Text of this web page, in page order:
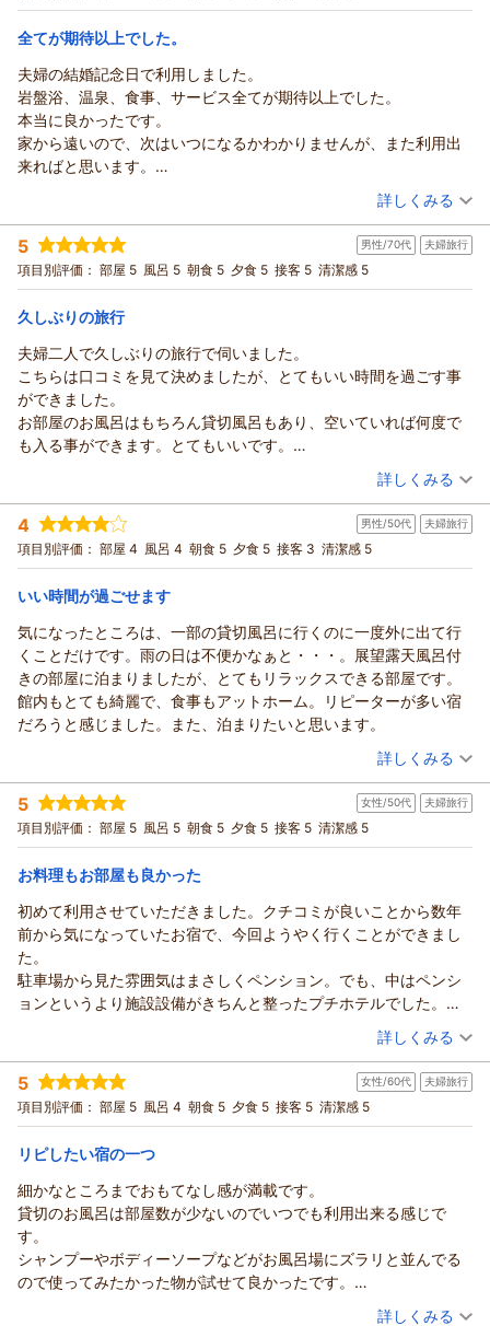
ず、季節ごとに定宿としてご利用いただいておりますこと、そ
して「今後も継続してほしい」「誇りです」とのお言葉まで頂
心してお帰りいただける宿であり続けられるよう、世代を超え
ておもてなしの心を大切にしながら、一歩ずつ進化を重ねてま
いります。また季節ごとの景色やお料理、温泉を楽しみに、ぜ
ひお越しくださいませ。次回お会いできますことを心よりお待
ちしております。この度は誠にありがとうございました。
（返信日：2026/06/10）
料貸切風呂とイタリアンのフルコース♪
ツイン 朝・夕
宿泊価格帯： 17,001～18,000円(大人一人あたり/税込)
ヒーリングイン ホワイトペンションからの返信
ちっち様
この度は数ある宿の中から当館をご利用いただき、また温かい
口コミをお寄せいただきまして誠にありがとうございました。
急なご予約にもかかわらず、ご滞在をお楽しみいただけたとの
こと、大変嬉しく思っております。夕食・朝食ともに、心を込
めてお作りしておりますので、「おしゃれでとても美味しかっ
た」とのお言葉はとても嬉しいです。また、館内のUFOキャッ
チャーやベランダのブランコなど、童心にかえってお楽しみい
ただけたご様子に日常を離れ、少しでも癒しの時間をお過ごし
いただけましたなら幸いでございます。スタッフへの温かいお
た時間と心温まるおもてなしをご提供できるよう努めてまいり
ます。ぜひまた季節を変えてお越しくださいませ。またお会い
できます日を、心よりお待ちしております。この度はご宿泊な
らびにご投稿、誠にありがとうございました。
全てが期待以上でした。
夫婦の結婚記念日で利用しました。
岩盤浴、温泉、食事、サービス全てが期待以上でした。
本当に良かったです。
家から遠いので、次はいつになるかわかりませんが、また利用出
来ればと思います。
（投稿日：2026/05/24）
宿泊時期： 2026年05月宿泊 (夫婦旅行)
投稿者： 大ちゃんさん
宿泊プラン： 【じゃらんスペシャルウィーク】５％ＯＦＦ ＊期間限定＊
【５大特典】プレミアム＆ラグジュアリープラン
ダブル 朝・夕
宿泊価格帯： 25,001～26,000円(大人一人あたり/税込)
ヒーリングイン ホワイトペンションからの返信
★大ちゃん様
この度は大切な結婚記念日のご旅行に当館をご利用いただき、
誠にありがとうございました。また、岩盤浴や温泉、お食事、
サービスに至るまで「期待以上」とのお言葉を頂戴し、大変嬉
しく思っております。お二人の特別なひとときを、少しでも思
い出深いものにするお手伝いができましたこと、スタッフ皆で
喜んでおります。ご自宅から遠方とのことですが、「また利用
したい」とのお言葉が何よりの励みです。ぜひ次回も、日頃の
お疲れを癒しにお越しくださいませ。またお二人にお会いでき
ます日を、心よりお待ちしております。この度は温かいご投稿
（返信日：2026/05/26）
詳しくみる
5 男性/70代 夫婦旅行
項目別評価： 部屋 5 風呂 5 朝食 5 夕食 5 接客 5 清潔感 5
久しぶりの旅行
夫婦二人で久しぶりの旅行で伺いました。
こちらは口コミを見て決めましたが、とてもいい時間を過ごす事
ができました。
お部屋のお風呂はもちろん貸切風呂もあり、空いていれば何度で
も入る事ができます。とてもいいです。
お料理も素晴らしくとてもおいしくいただきました。お夕飯、朝
ご主人も気さくな方で、今回の旅行は本当にゆったりのんびりで
き、二人でまた行きたいねと思える旅行となりました。
（投稿日：2026/05/22）
宿泊時期： 2026年05月宿泊 (夫婦旅行)
投稿者： はははさん
宿泊プラン： 《福島牛Ａ４ランク》稀少部位「イチボ」肉プラン≪じゃらん
限定≫
ダブル 朝・夕
宿泊価格帯： 21,001～22,000円(大人一人あたり/税込)
ヒーリングイン ホワイトペンションからの返信
★ははは様
この度はご夫婦での大切なご旅行に当館をお選びいただき、誠
にありがとうございました。また、心温まるご感想をお寄せい
ただき重ねて御礼申し上げます。数あるお宿の中から口コミを
ご覧になってお越しいただき、「とてもいい時間を過ごす事が
できました」とのお言葉をいただけましたこと、大変嬉しく思
っております。お部屋のお風呂や貸切風呂もご満喫いただけた
ようで何よりでございます。空いていれば何度でもご利用いた
だける貸切風呂は、皆さまにゆったりとした時間をお過ごしい
ただきたいという思いでご用意しておりますので、お二人での
です。また、お料理につきましても夕食・朝食ともにご満足い
ただけたとのことで安心致しました。そして主人への温かなお
言葉までありがとうございます。今回のご旅行が、お二人にと
って「また行きたいね」と思っていただける思い出となりまし
たことが、私どもにとって何よりの喜びです。ぜひまた季節を
変えて、ゆっくり羽を休めにお越しくださいませ。ご夫婦での
（返信日：2026/05/26）
詳しくみる
4 男性/50代 夫婦旅行
項目別評価： 部屋 4 風呂 4 朝食 5 夕食 5 接客 3 清潔感 5
いい時間が過ごせます
気になったところは、一部の貸切風呂に行くのに一度外に出て行
くことだけです。雨の日は不便かなぁと・・・。展望露天風呂付
きの部屋に泊まりましたが、とてもリラックスできる部屋です。
館内もとても綺麗で、食事もアットホーム。リピーターが多い宿
だろうと感じました。また、泊まりたいと思います。
（投稿日：2026/05/10）
宿泊時期： 2026年05月宿泊 (夫婦旅行)
投稿者： ブンさん
宿泊プラン： 不思議な浮遊体験！死海風呂&無料貸切風呂！バーニャカウダ
と伊フルコース基本プラン♪
ツイン 朝・夕
宿泊価格帯： 18,001～19,000円(大人一人あたり/税込)
ヒーリングイン ホワイトペンションからの返信
★ブン様
このたびはご宿泊いただき、またご感想をお寄せいただき誠に
ありがとうございます。露天風呂付きのお部屋で、ゆったりと
リラックスした時間をお過ごしいただけたとのこと、大変嬉し
く思っております。館内の清潔感やお食事のアットホームな雰
囲気についてもお褒めいただき、励みになります。また、貸切
風呂への移動につきまして、貴重なご意見をありがとうござい
ます。一部のお風呂は建物の構造上、外を通っていただく形と
なっており、特に雨天時にはご不便をおかけすることもあるか
と思いまので、傘もご用意しております。そのような中でもご
言葉は、私どもにとって何よりの励みです。これからも、何度
でも訪れたくなる宿と思っていただけるよう努めてまいりま
す。この度はご宿泊頂きありがとうございました。
（返信日：2026/05/11）
詳しくみる
5 女性/50代 夫婦旅行
項目別評価： 部屋 5 風呂 5 朝食 5 夕食 5 接客 5 清潔感 5
お料理もお部屋も良かった
初めて利用させていただきました。クチコミが良いことから数年
前から気になっていたお宿で、今回ようやく行くことができまし
た。
駐車場から見た雰囲気はまさしくペンション。でも、中はペンシ
ョンというより施設設備がきちんと整ったプチホテルでした。
ジャグジー付きのお部屋でジャグジーを楽しんだり、広いリビン
グにはプロジェクターもついていて、大画面を楽しめました。
死海風呂も面白かったし、お食事も夕食朝食共に満足。多くのリ
ピーターさんがいるのも納得でした。
（投稿日：2026/05/09）
宿泊時期： 2026年05月宿泊 (夫婦旅行)
投稿者： こあゆきさん
宿泊プラン： 【GW・連休】死海風呂&無料貸切風呂！バーニャカウダ＆創作
伊フルコース基本プラン
ツイン 朝・夕
宿泊価格帯： 25,001～26,000円(大人一人あたり/税込)
ヒーリングイン ホワイトペンションからの返信
★こあゆき様
この度は数あるお宿の中から当館をご利用いただき、誠にあり
がとうございました。また、以前から気にかけてくださってい
たとのこと、大変嬉しく思っております。外観は昔ながらのペ
ンションですが、館内では少しでも快適にお過ごしいただける
詳しくみる
5 女性/60代 夫婦旅行
項目別評価： 部屋 5 風呂 4 朝食 5 夕食 5 接客 5 清潔感 5
リピしたい宿の一つ
細かなところまでおもてなし感が満載です。
貸切のお風呂は部屋数が少ないのでいつでも利用出来る感じで
す。
シャンプーやボディーソープなどがお風呂場にズラリと並んでる
ので使ってみたかった物が試せて良かったです。
今回はジャグジー付きの部屋だったので温泉も何度も入ってゆっ
（投稿日：2026/04/30）
詳しくみる